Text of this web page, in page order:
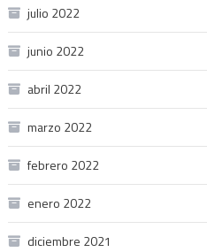
julio 2022
junio 2022
abril 2022
marzo 2022
febrero 2022
enero 2022
diciembre 2021